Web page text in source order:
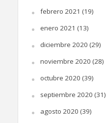
febrero 2021 (19)
enero 2021 (13)
diciembre 2020 (29)
noviembre 2020 (28)
octubre 2020 (39)
septiembre 2020 (31)
agosto 2020 (39)